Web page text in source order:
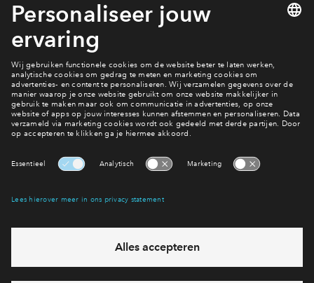
dergelijke acties of gedrag tegenover onze medewerkers
neemt BPD passende maatregelen en maken wij melding bij
de bevoegde autoriteiten indien nodig.
Hoe wil jij wonen in?
Bekijk het aanbod
Interesse? Meld je dan snel aan
Hiermee blijf je op de hoogte van het belangrijkste nieuws en
Ja, ik wil mij aanmelden